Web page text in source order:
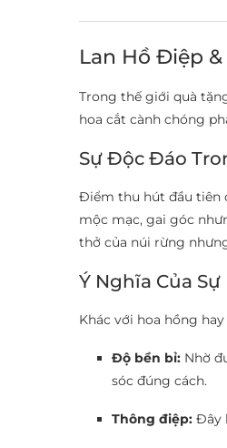
Lan Hồ Điệp
Trong thế giới quà
hoa cắt cành chóng
Sự Độc Đáo
Điểm thu hút đầu tiên
mộc mạc, gai góc
thở của núi rừng
Ý Nghĩa Của Sự
Khác với hoa hồng
Độ bền bỉ: Nhờ
sóc đúng cách.
Thông điệp: Đây